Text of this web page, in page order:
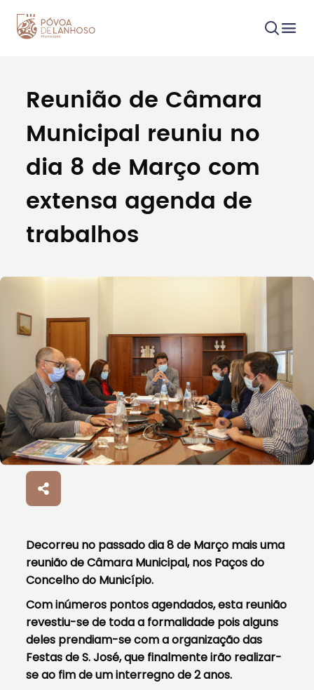
Procurar
Tipo de conteúdo
Reunião de Câmara
Municipal reuniu no
dia 8 de Março com
extensa agenda de
trabalhos
Decorreu no passado dia 8 de Março mais uma
reunião de Câmara Municipal, nos Paços do
Concelho do Município.
Com inúmeros pontos agendados, esta reunião
revestiu-se de toda a formalidade pois alguns
deles prendiam-se com a organização das
Festas de S. José, que finalmente irão realizar-
se ao fim de um interregno de 2 anos.